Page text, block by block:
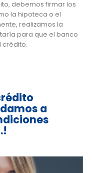
debemos firmar los
la hipoteca o el
realizamos la
para que el banco
crédito.
a